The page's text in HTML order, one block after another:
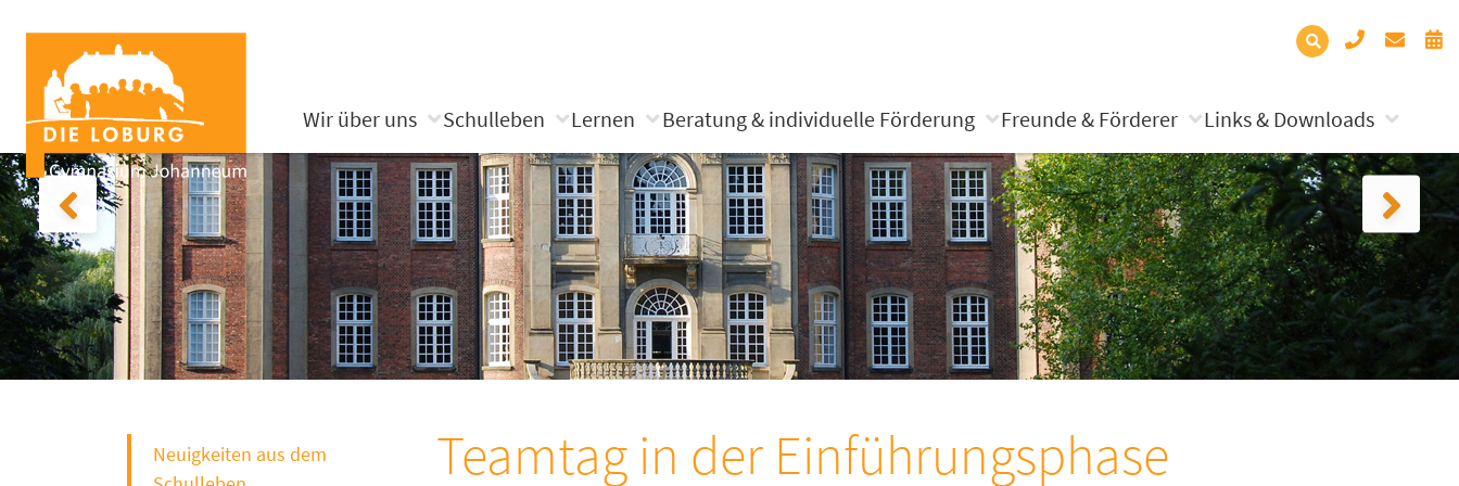
Wir über uns Schulleben Lernen Beratung & individuelle Förderung Freunde & Förderer Links & Downloads
Neuigkeiten aus dem
Teamtag in der Einführungsphase